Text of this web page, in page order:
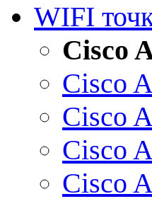
WIFI
Cisco
Cisco
Cisco
Cisco
Cisco